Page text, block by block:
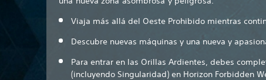
Viaja más allá del Oeste Prohibido mientras
Descubre nuevas máquinas y una nueva y
Para entrar en las Orillas Ardientes, debes
(incluyendo Singularidad) en Horizon Forbidden